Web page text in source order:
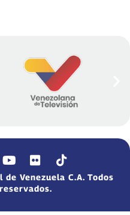
Venezuela C.A. Todos